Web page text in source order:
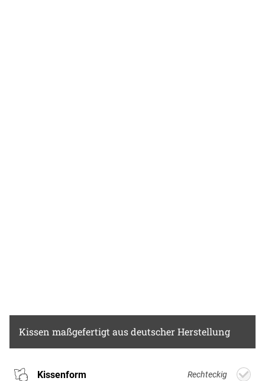
Kissen maßgefertigt aus deutscher Herstellung
Kissenform Rechteckig